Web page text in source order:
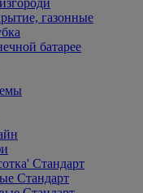
газонные
батарее
Стандарт
Стандарт